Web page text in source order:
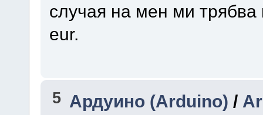
случая на мен ми
eur.
5 Ардуино (Arduino) /